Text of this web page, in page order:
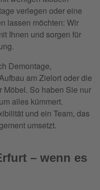
verlegen oder eine
lassen möchten: Wir
Ihnen und sorgen für
Demontage,
am Zielort oder die
Möbel. So haben Sie nur
alles kümmert.
und ein Team, das
umsetzt.
– wenn es